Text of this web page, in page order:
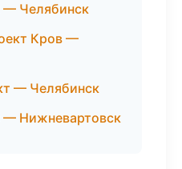
Челябинск
Кров —
— Челябинск
— Нижневартовск